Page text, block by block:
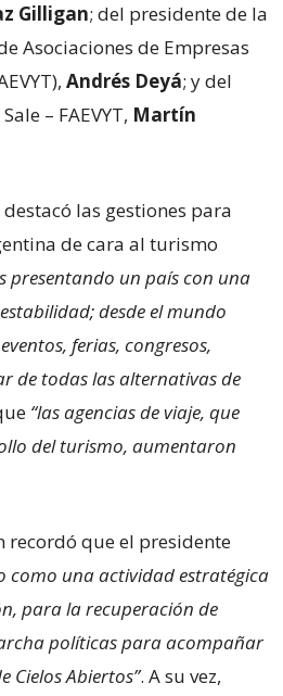
Gilligan; del presidente de la
Asociaciones de Empresas
Andrés Deyá; y del
– FAEVYT, Martín
destacó las gestiones para
de cara al turismo
presentando un país con una
desde el mundo
ferias, congresos,
de todas las alternativas de
“las agencias de viaje, que
del turismo, aumentaron
que el presidente
como una actividad estratégica
para la recuperación de
políticas para acompañar
Cielos Abiertos”. A su vez,